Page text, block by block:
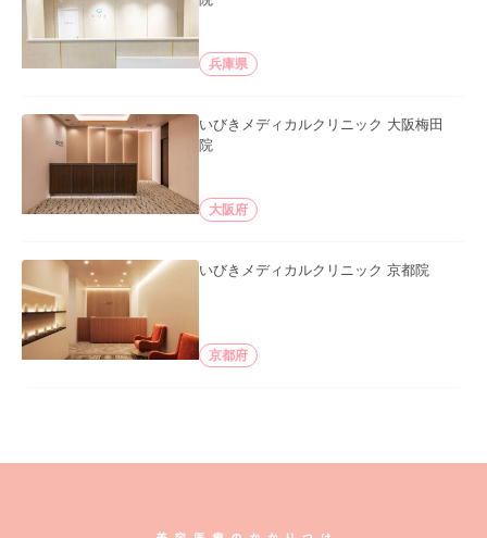
兵庫県
いびきメディカルクリニック 大阪梅田
院
大阪府
いびきメディカルクリニック 京都院
京都府